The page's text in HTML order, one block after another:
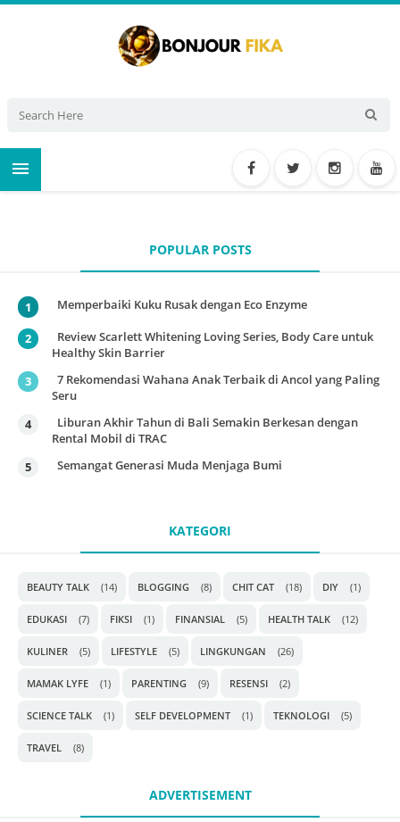

POPULAR POSTS
Memperbaiki Kuku Rusak dengan Eco Enzyme
Review Scarlett Whitening Loving Series, Body Care untuk
Healthy Skin Barrier
7 Rekomendasi Wahana Anak Terbaik di Ancol yang Paling
Seru
Liburan Akhir Tahun di Bali Semakin Berkesan dengan
Rental Mobil di TRAC
Semangat Generasi Muda Menjaga Bumi
KATEGORI
BEAUTY TALK (14) BLOGGING (8) CHIT CAT (18) DIY (1)
EDUKASI (7) FIKSI (1) FINANSIAL (5) HEALTH TALK (12)
KULINER (5) LIFESTYLE (5) LINGKUNGAN (26)
MAMAK LYFE (1) PARENTING (9) RESENSI (2)
SCIENCE TALK (1) SELF DEVELOPMENT (1) TEKNOLOGI (5)
TRAVEL (8)
ADVERTISEMENT